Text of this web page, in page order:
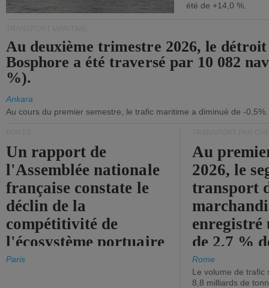
été de +14,0 %.
Au deuxième trimestre 2026, le
Bosphore a été traversé par 10 082
%).
Ankara
Au cours du premier semestre, le trafic maritime a diminué de -0,5%.
Un rapport de
l'Assemblée nationale
française constate le
déclin de la
compétitivité de
l'écosystème portuaire
de l'État.
Paris
Au
2026, le
transport
enregistré
de 2,7 %
chiffre
Rome
Le volume de trafic
8,8 milliards de